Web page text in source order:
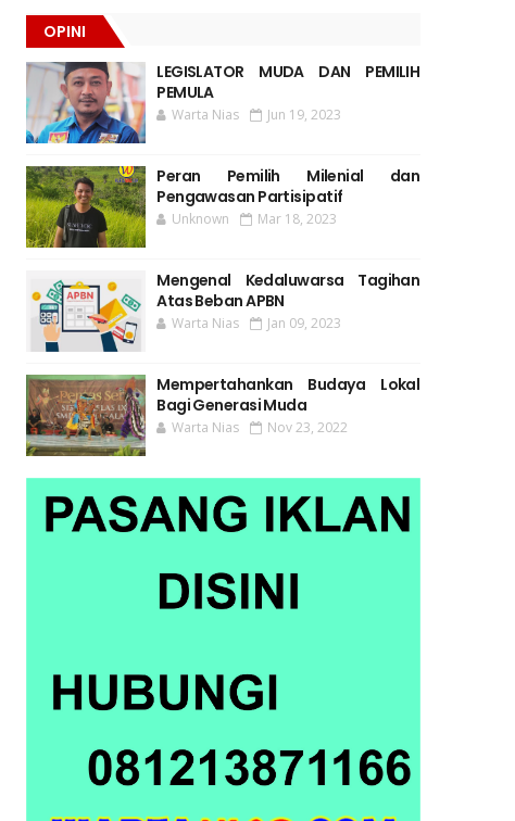
OPINI
LEGISLATOR MUDA DAN PEMILIH
PEMULA
Warta Nias Jun 19, 2023
Peran Pemilih Milenial dan
Pengawasan Partisipatif
Unknown Mar 18, 2023
Mengenal Kedaluwarsa Tagihan
Atas Beban APBN
Warta Nias Jan 09, 2023
Mempertahankan Budaya Lokal
Bagi Generasi Muda
Warta Nias Nov 23, 2022